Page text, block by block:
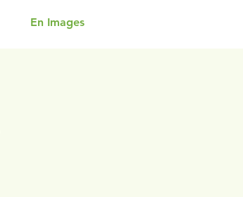
En Images